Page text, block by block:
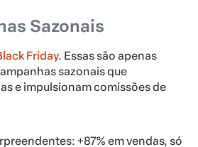
Sazonais
Friday. Essas são apenas
sazonais que
e impulsionam comissões de
+87% em vendas, só